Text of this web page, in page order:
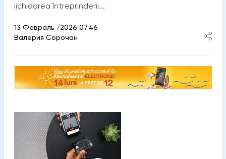
lichidarea întreprinderii...
13 Февраль /2026 07:46
Валерия Сорочан